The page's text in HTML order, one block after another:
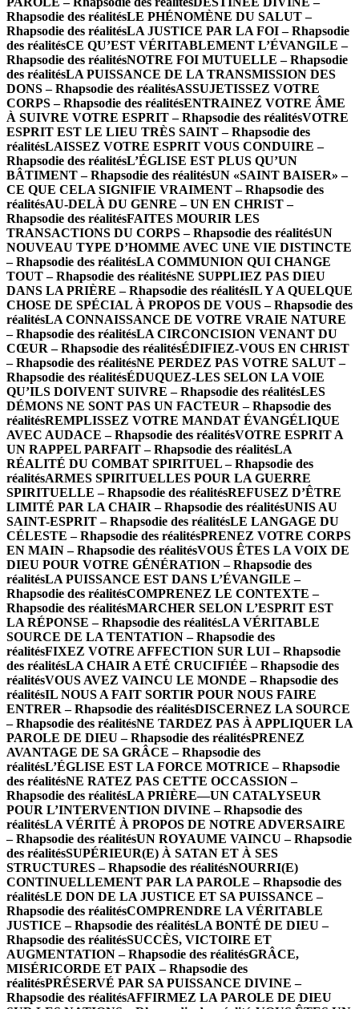
Rhapsodie des réalitésLE PHÉNOMÈNE DU SALUT –
Rhapsodie des réalitésLA JUSTICE PAR LA FOI – Rhapsodie
des réalitésCE QU’EST VÉRITABLEMENT L’ÉVANGILE –
Rhapsodie des réalitésNOTRE FOI MUTUELLE – Rhapsodie
des réalitésLA PUISSANCE DE LA TRANSMISSION DES
DONS – Rhapsodie des réalitésASSUJETISSEZ VOTRE
CORPS – Rhapsodie des réalitésENTRAINEZ VOTRE ÂME
À SUIVRE VOTRE ESPRIT – Rhapsodie des réalitésVOTRE
ESPRIT EST LE LIEU TRÈS SAINT – Rhapsodie des
réalitésLAISSEZ VOTRE ESPRIT VOUS CONDUIRE –
Rhapsodie des réalitésL’ÉGLISE EST PLUS QU’UN
BÂTIMENT – Rhapsodie des réalitésUN «SAINT BAISER» –
CE QUE CELA SIGNIFIE VRAIMENT – Rhapsodie des
réalitésAU-DELÀ DU GENRE – UN EN CHRIST –
Rhapsodie des réalitésFAITES MOURIR LES
TRANSACTIONS DU CORPS – Rhapsodie des réalitésUN
NOUVEAU TYPE D’HOMME AVEC UNE VIE DISTINCTE
– Rhapsodie des réalitésLA COMMUNION QUI CHANGE
TOUT – Rhapsodie des réalitésNE SUPPLIEZ PAS DIEU
DANS LA PRIÈRE – Rhapsodie des réalitésIL Y A QUELQUE
CHOSE DE SPÉCIAL À PROPOS DE VOUS – Rhapsodie des
réalitésLA CONNAISSANCE DE VOTRE VRAIE NATURE
– Rhapsodie des réalitésLA CIRCONCISION VENANT DU
CŒUR – Rhapsodie des réalitésÉDIFIEZ-VOUS EN CHRIST
– Rhapsodie des réalitésNE PERDEZ PAS VOTRE SALUT –
Rhapsodie des réalitésÉDUQUEZ-LES SELON LA VOIE
QU’ILS DOIVENT SUIVRE – Rhapsodie des réalitésLES
DÉMONS NE SONT PAS UN FACTEUR – Rhapsodie des
réalitésREMPLISSEZ VOTRE MANDAT ÉVANGÉLIQUE
AVEC AUDACE – Rhapsodie des réalitésVOTRE ESPRIT A
UN RAPPEL PARFAIT – Rhapsodie des réalitésLA
RÉALITÉ DU COMBAT SPIRITUEL – Rhapsodie des
réalitésARMES SPIRITUELLES POUR LA GUERRE
SPIRITUELLE – Rhapsodie des réalitésREFUSEZ D’ÊTRE
LIMITÉ PAR LA CHAIR – Rhapsodie des réalitésUNIS AU
SAINT-ESPRIT – Rhapsodie des réalitésLE LANGAGE DU
CÉLESTE – Rhapsodie des réalitésPRENEZ VOTRE CORPS
EN MAIN – Rhapsodie des réalitésVOUS ÊTES LA VOIX DE
DIEU POUR VOTRE GÉNÉRATION – Rhapsodie des
réalitésLA PUISSANCE EST DANS L’ÉVANGILE –
Rhapsodie des réalitésCOMPRENEZ LE CONTEXTE –
Rhapsodie des réalitésMARCHER SELON L’ESPRIT EST
LA RÉPONSE – Rhapsodie des réalitésLA VÉRITABLE
SOURCE DE LA TENTATION – Rhapsodie des
réalitésFIXEZ VOTRE AFFECTION SUR LUI – Rhapsodie
des réalitésLA CHAIR A ETÉ CRUCIFIÉE – Rhapsodie des
réalitésVOUS AVEZ VAINCU LE MONDE – Rhapsodie des
réalitésIL NOUS A FAIT SORTIR POUR NOUS FAIRE
ENTRER – Rhapsodie des réalitésDISCERNEZ LA SOURCE
– Rhapsodie des réalitésNE TARDEZ PAS À APPLIQUER LA
PAROLE DE DIEU – Rhapsodie des réalitésPRENEZ
AVANTAGE DE SA GRÂCE – Rhapsodie des
réalitésL’ÉGLISE EST LA FORCE MOTRICE – Rhapsodie
des réalitésNE RATEZ PAS CETTE OCCASSION –
Rhapsodie des réalitésLA PRIÈRE—UN CATALYSEUR
POUR L’INTERVENTION DIVINE – Rhapsodie des
réalitésLA VÉRITÉ À PROPOS DE NOTRE ADVERSAIRE
– Rhapsodie des réalitésUN ROYAUME VAINCU – Rhapsodie
des réalitésSUPÉRIEUR(E) À SATAN ET À SES
STRUCTURES – Rhapsodie des réalitésNOURRI(E)
CONTINUELLEMENT PAR LA PAROLE – Rhapsodie des
réalitésLE DON DE LA JUSTICE ET SA PUISSANCE –
Rhapsodie des réalitésCOMPRENDRE LA VÉRITABLE
JUSTICE – Rhapsodie des réalitésLA BONTÉ DE DIEU –
Rhapsodie des réalitésSUCCÈS, VICTOIRE ET
AUGMENTATION – Rhapsodie des réalitésGRÂCE,
MISÉRICORDE ET PAIX – Rhapsodie des
réalitésPRÉSERVÉ PAR SA PUISSANCE DIVINE –
Rhapsodie des réalitésAFFIRMEZ LA PAROLE DE DIEU